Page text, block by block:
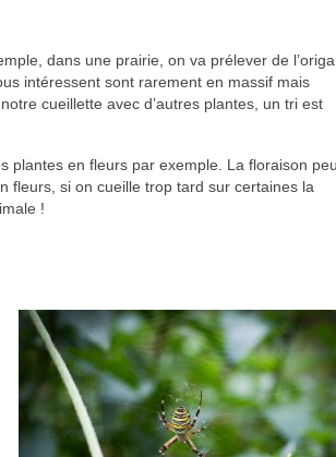
dans une prairie, on va prélever de
intéressent sont rarement en massif mais
cueillette avec d’autres plantes, un tri est
plantes en fleurs par exemple. La floraison
fleurs, si on cueille trop tard sur certaines la
!